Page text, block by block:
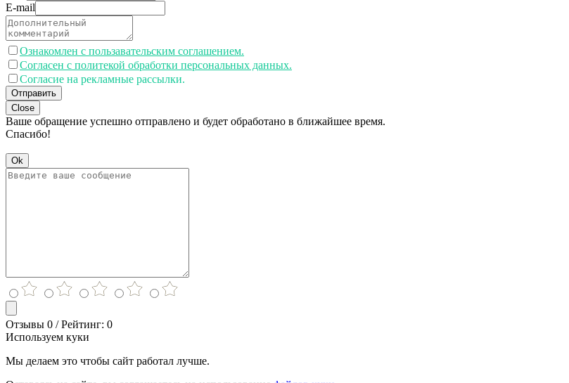
E-mail
Ознакомлен с пользавательским соглашением.
Согласен с политекой обработки персональных данных.
Согласие на рекламные рассылки.
Отправить
Close
Ваше обращение успешно отправлено и будет обработано в ближайшее время.
Спасибо!
Ok
Отзывы 0 / Рейтинг: 0
Используем куки
Мы делаем это чтобы сайт работал лучше.